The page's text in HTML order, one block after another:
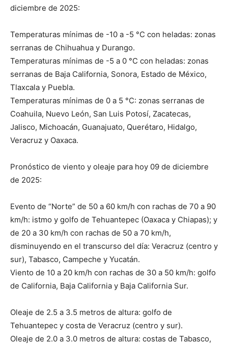
diciembre de 2025:
Temperaturas mínimas de -10 a -5 °C con heladas: zonas
serranas de Chihuahua y Durango.
Temperaturas mínimas de -5 a 0 °C con heladas: zonas
serranas de Baja California, Sonora, Estado de México,
Tlaxcala y Puebla.
Temperaturas mínimas de 0 a 5 °C: zonas serranas de
Coahuila, Nuevo León, San Luis Potosí, Zacatecas,
Jalisco, Michoacán, Guanajuato, Querétaro, Hidalgo,
Veracruz y Oaxaca.
Pronóstico de viento y oleaje para hoy 09 de diciembre
de 2025:
Evento de “Norte” de 50 a 60 km/h con rachas de 70 a 90
km/h: istmo y golfo de Tehuantepec (Oaxaca y Chiapas); y
de 20 a 30 km/h con rachas de 50 a 70 km/h,
disminuyendo en el transcurso del día: Veracruz (centro y
sur), Tabasco, Campeche y Yucatán.
Viento de 10 a 20 km/h con rachas de 30 a 50 km/h: golfo
de California, Baja California y Baja California Sur.
Oleaje de 2.5 a 3.5 metros de altura: golfo de
Tehuantepec y costa de Veracruz (centro y sur).
Oleaje de 2.0 a 3.0 metros de altura: costas de Tabasco,